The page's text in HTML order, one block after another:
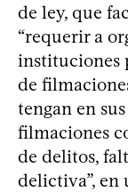
de ley, que
“requerir a
instituciones
de
tengan en
filmaciones
de delitos,
delictiva”, en